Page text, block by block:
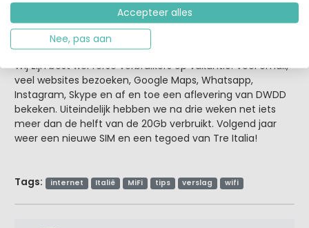
instelling verkeerd te staan. De APN (Access Point Name)
moest gewijzigd worden vanmobile.tre.itnaartre.it. Vanaf
hier werkte het als een zonnetje!
Wij zijn best wel forse verbruikers op vakantie. Veel email,
veel websites bezoeken, Google Maps, Whatsapp,
Instagram, Skype en af en toe een aflevering van DWDD
bekeken. Uiteindelijk hebben we na drie weken net iets
meer dan de helft van de 20Gb verbruikt. Volgend jaar
weer een nieuwe SIM en een tegoed van Tre Italia!
Tags: internet Italië MiFi tips verslag wifi
Accepteer alles
Nee, pas aan